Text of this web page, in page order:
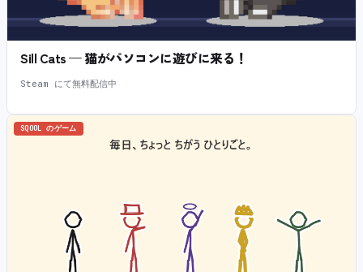
Sill Cats — 猫がパソコンに遊びに来る！
Steam にて無料配信中
SQOOL のゲーム